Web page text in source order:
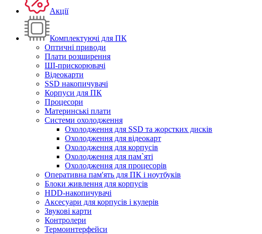
Акції
Комплектуючі для ПК
Оптичні приводи
Плати розширення
ШІ-прискорювачі
Відеокарти
SSD накопичувачі
Корпуси для ПК
Процесори
Материнські плати
Системи охолодження
Охолодження для SSD та жорстких дисків
Охолодження для відеокарт
Охолодження для корпусів
Охолодження для пам`яті
Охолодження для процесорів
Оперативна пам'ять для ПК і ноутбуків
Блоки живлення для корпусів
HDD-накопичувачі
Аксесуари для корпусів і кулерів
Звукові карти
Контролери
Термоинтерфейси